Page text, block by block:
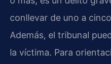
conllevar de uno a
Además, el tribunal
la víctima. Para